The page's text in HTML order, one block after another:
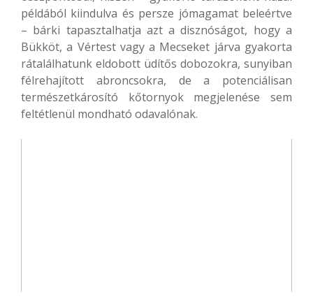
példából kiindulva és persze jómagamat beleértve
– bárki tapasztalhatja azt a disznóságot, hogy a
Bükköt, a Vértest vagy a Mecseket járva gyakorta
rátalálhatunk eldobott üdítős dobozokra, sunyiban
félrehajított abroncsokra, de a potenciálisan
természetkárosító kőtornyok megjelenése sem
feltétlenül mondható odavalónak.